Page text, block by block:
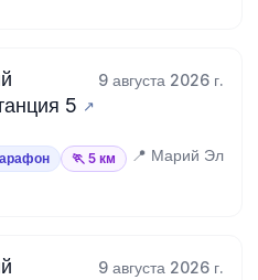
5
9 августа 2026 г.
🏃 5 км 📍 Марий Эл
9 августа 2026 г.